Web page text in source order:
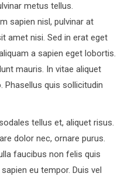
metus tellus.
sapien nisl, pulvinar at
amet nisi. Sed in erat eget
a sapien eget lobortis.
mauris. In vitae aliquet
Phasellus quis sollicitudin
tellus et, aliquet risus.
dolor nec, ornare purus.
faucibus non felis quis
eu tempor. Duis vel